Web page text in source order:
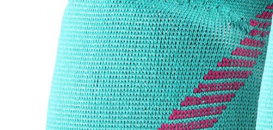
гимнастические
Гантели для
фитнеса
Коврики для
фитнеса/йоги
Скакалки
Массажеры
Утяжелители
Аксессуары для
фитнеса